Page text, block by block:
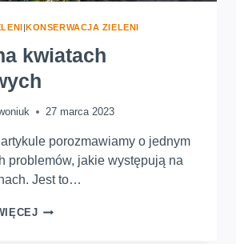
KONSERWACJA ZIELENI
kwiatach
27 marca 2023
porozmawiamy o jednym
problemów, jakie występują na
Jest to…
MSZYCE